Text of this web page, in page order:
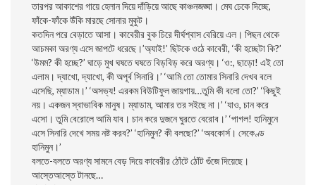
তারপর আকাশের গায়ে হেলান দিয়ে দাঁড়িয়ে আছে কাঞ্চনজঙ্ঘা। মেঘ ঢেকে দিচ্ছে,
ফাঁকে-ফাঁকে উঁকি মারছে সােনার মুকুট।
কতদিন পরে বেড়াতে আসা। কাবেরীর বুক চিরে দীর্ঘশ্বাস বেরিয়ে এল। পিছন থেকে
আচমকা অরণ্য এসে জাপটে ধরেছে।’অ্যাই!’ ছিটকে ওঠে কাবেরী, ‘কী হচ্ছেটা কি?’
‘উমম? কী হচ্ছে?’ ঘাড়ে মুখ ঘষতে ঘষতে বিড়বিড় করে অরণ্য। ‘ও:, ছাড়াে! এই তাে
এলাম। দ্যাখাে, দ্যাখাে, কী অপূর্ব সিনারি।’ ‘আমি তাে তােমার সিনারি দেখব বলে
এসেছি, ম্যাডাম।’ ‘অসভ্য! এরকম বিউটিফুল জায়গায়…তুমি কী বলাে তাে?’ ‘কিছুই
নয়। একজন স্বাভাবিক মানুষ। ম্যাডাম, আমার তর সইছে না।’ ‘যাও, চান করে
এসাে। তুমি বেরােলে আমি যাব। চান করে দুজনে ঘুরতে বেরােব।’ ‘পাগল! হানিমুনে
এসে সিনারি দেখে সময় নষ্ট করব?’ ‘হানিমুন? কী বলছাে?’ ‘অবকোর্স। সেকেণ্ড
হানিমুন।’
বলতে-বলতে অরণ্য সামনে বেড় দিয়ে কাবেরীর ঠোঁটে ঠোঁট গুঁজে দিয়েছে।
আস্তেআস্তে টানছে…